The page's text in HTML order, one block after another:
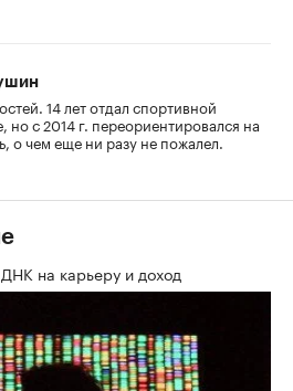
14 лет отдал спортивной
но с 2014 г. переориентировался на
о чем еще ни разу не пожалел.
на карьеру и доход